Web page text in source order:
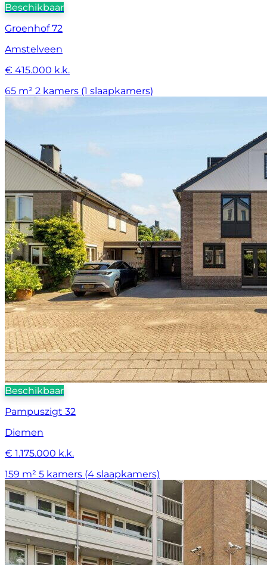
Beschikbaar
Groenhof 72
Amstelveen
€ 415.000 k.k.
65 m² 2 kamers (1 slaapkamers)
Beschikbaar
Pampuszigt 32
Diemen
€ 1.175.000 k.k.
159 m² 5 kamers (4 slaapkamers)